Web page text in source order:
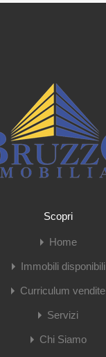
Scopri
Home
Immobili disponibili
Curriculum vendite
Servizi
Chi Siamo